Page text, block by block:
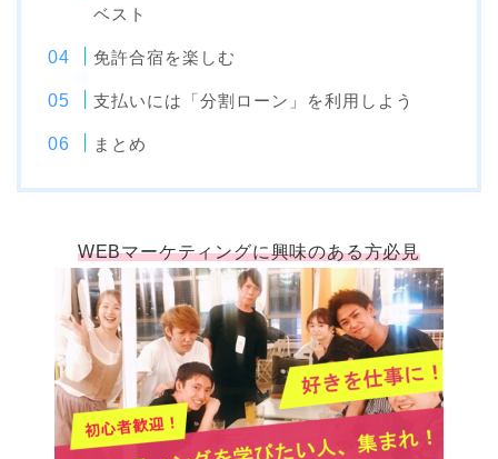
ベスト
免許合宿を楽しむ
支払いには「分割ローン」を利用しよう
まとめ
WEBマーケティングに興味のある方必見